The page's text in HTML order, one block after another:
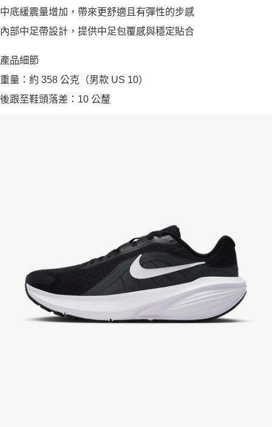
中底緩震量增加，帶來更舒適且有彈性的步感
內部中足帶設計，提供中足包覆感與穩定貼合
產品細節
重量：約 358 公克（男款 US 10）
後跟至鞋頭落差：10 公釐